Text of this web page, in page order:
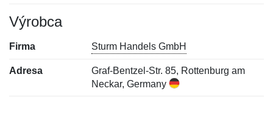
Výrobca
Firma Sturm Handels GmbH
Adresa
Graf-Bentzel-Str. 85, Rottenburg am
Neckar, Germany